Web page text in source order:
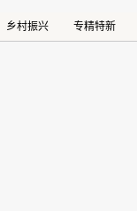
乡村振兴 专精特新